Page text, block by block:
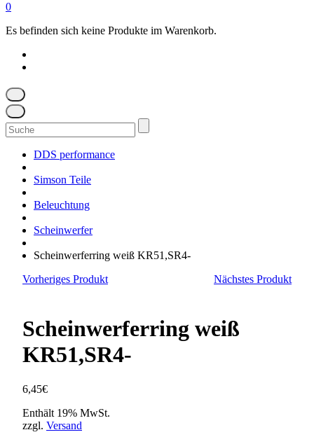
0
Es befinden sich keine Produkte im Warenkorb.
Suchen
nach:
DDS performance
Simson Teile
Beleuchtung
Scheinwerfer
Scheinwerferring weiß KR51,SR4-
Vorheriges Produkt
Nächstes Produkt
Scheinwerferring weiß
KR51,SR4-
6,45€
Enthält 19% MwSt.
zzgl. Versand